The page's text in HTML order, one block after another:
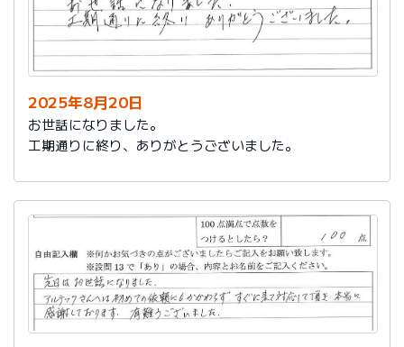
2025年8月20日
お世話になりました。
工期通りに終り、ありがとうございました。